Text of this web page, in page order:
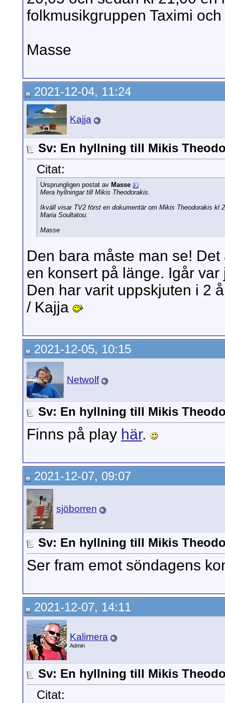
folkmusikgruppen Taximi
Masse
2021-12-04, 11:24
Kajja
Sv: En hyllning till Mikis
Citat:
Ursprungligen postat av Masse
Mera hyllningar till Mikis Theodorakis.
Ikväll visar TV2 först en dokumentär om Mikis Theodorakis kl
Maria Soultatou.
Masse
Den bara måste man se!
en konsert på länge. Igår
Den har varit uppskjuten i 2
/ Kajja
2021-12-05, 10:15
Netwolf
Sv: En hyllning till Mikis
Finns på play här.
2021-12-07, 09:07
sjöborren
Sv: En hyllning till Mikis
Ser fram emot söndagens
2021-12-07, 14:11
Kalimera
Admin
Sv: En hyllning till Mikis
Citat: